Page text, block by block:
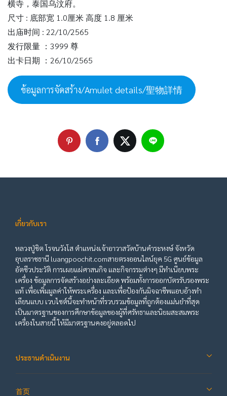
横寺，泰国乌汶府。
尺寸 : 底部宽 1.0厘米 高度 1.8 厘米
出庙时间 : 22/10/2565
发行限量 ：3999 尊
出卡日期 ：26/10/2565
ข้อมูลการจัดสร้าง/Amulet details/聖物詳情
เกี่ยวกับเรา
หลวงปู่ชิต โรจนวังโส ตำแหน่งเจ้าอาวาสวัดบ้านคำระหงษ์ จังหวัด
อุบลราชธานี luangpoochit.comสายตรงออนไลน์ยุค 5G ศูนย์ข้อมูล
อัตชีวประวัติ การเผยแผ่ศาสนกิจ และกิจกรรมต่างๆ มีทำเนียบพระ
เครื่อง ข้อมูลการจัดสร้างอย่างละเอียด พร้อมทั้งการออกบัตรรับรองพระ
แท้ เพื่อเพิ่มมูลค่าให้พระเครื่อง และเพื่อป้องกันมิจฉาชีพแอบอ้างทำ
เลียนแบบ เวบไซต์นี้จะทำหน้าที่รวบรวมข้อมูลที่ถูกต้องแม่นยำที่สุด
เป็นมาตรฐานของการศึกษาข้อมูลของผู้ที่ศรัทธาและนิยมสะสมพระ
เครื่องในสายนี้ ให้มีมาตรฐานคงอยู่ตลอดไป
ประธานดำเนินงาน
首页